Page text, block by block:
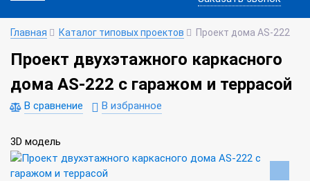
Главная Каталог типовых проектов Проект дома AS-222
Проект двухэтажного каркасного
дома AS-222 с гаражом и террасой
В сравнение В избранное
3D модель